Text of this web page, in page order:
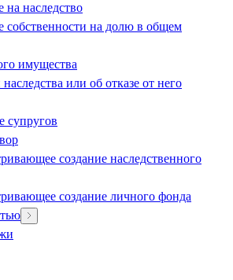
на наследство
собственности на долю в общем
имущества
или об отказе от него
супругов
создание наследственного
создание личного фонда